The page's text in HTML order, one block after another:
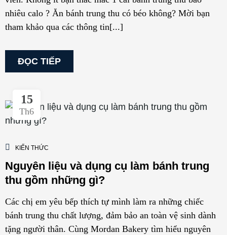
nhiêu calo ? Ăn bánh trung thu có béo không? Mời bạn
tham khảo qua các thông tin[...]
ĐỌC TIẾP
15
Th6
KIẾN THỨC
Nguyên liệu và dụng cụ làm bánh trung
thu gồm những gì?
Các chị em yêu bếp thích tự mình làm ra những chiếc
bánh trung thu chất lượng, đảm bảo an toàn vệ sinh dành
tặng người thân. Cùng Mordan Bakery tìm hiểu nguyên